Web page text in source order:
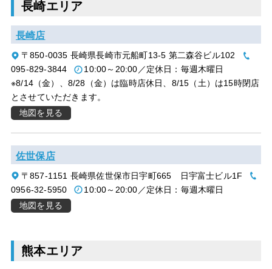
長崎エリア
長崎店
〒850-0035 長崎県長崎市元船町13-5 第二森谷ビル102
095-829-3844
10:00～20:00／定休日：毎週木曜日
※8/14（金）、8/28（金）は臨時店休日、8/15（土）は15時閉店
とさせていただきます。
地図を見る
佐世保店
〒857-1151 長崎県佐世保市日宇町665 日宇富士ビル1F
0956-32-5950
10:00～20:00／定休日：毎週木曜日
地図を見る
熊本エリア